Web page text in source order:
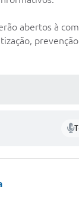
abertos à